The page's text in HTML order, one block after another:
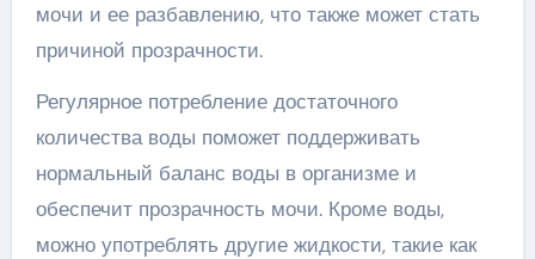
мочи и ее разбавлению, что также может стать
причиной прозрачности.
Регулярное потребление достаточного
количества воды поможет поддерживать
нормальный баланс воды в организме и
обеспечит прозрачность мочи. Кроме воды,
можно употреблять другие жидкости, такие как